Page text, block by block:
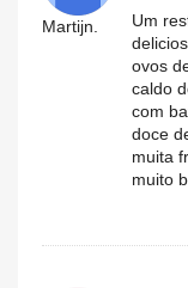
Martijn.
Um
ovos
caldo
com
doce
muita
muito